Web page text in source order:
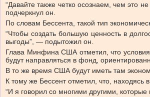
“Давайте также четко осознаем, чем это
подчеркнул он.
По словам Бессента, такой тип
“Чтобы создать большую ценность в
выгоды”, — подытожил он.
Глава Минфина США отметил, что условия
будут направляться в фонд,
В то же время США будут иметь там
К тому же Бессент отметил, что,
“И я говорил со многими другими,